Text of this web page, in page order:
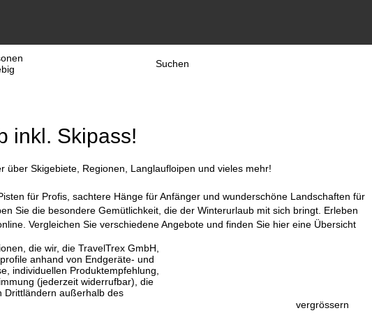
die wir, die TravelTrex GmbH,
anhand von Endgeräte- und
individuellen Produktempfehlung,
(jederzeit widerrufbar), die
Drittländern außerhalb des
Suchen
inkl. Skipass!
Skigebiete, Regionen, Langlaufloipen und vieles mehr!
für Profis, sachtere Hänge für Anfänger und wunderschöne Landschaften für
Sie die besondere Gemütlichkeit, die der Winterurlaub mit sich bringt. Erleben
Vergleichen Sie verschiedene Angebote und finden Sie hier eine Übersicht
vergrössern